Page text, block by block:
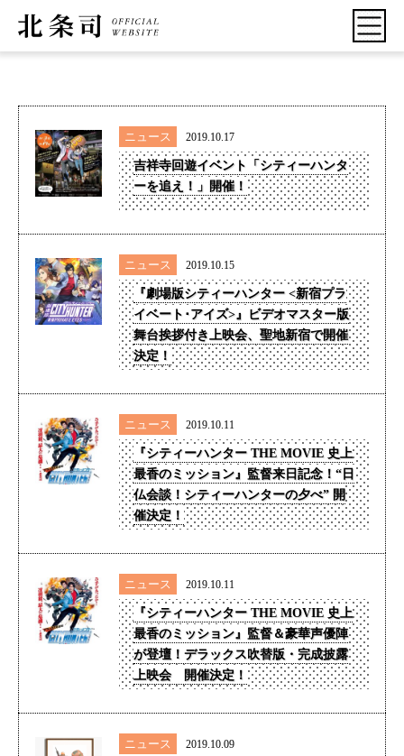
ニュース 2019.10.17
吉祥寺回遊イベント「シティーハンタ
ーを追え！」開催！
ニュース 2019.10.15
『劇場版シティーハンター <新宿プラ
イベート･アイズ>』ビデオマスター版
舞台挨拶付き上映会、聖地新宿で開催
決定！
ニュース 2019.10.11
『シティーハンター THE MOVIE 史上
最香のミッション』監督来日記念！“日
仏会談！シティーハンターの夕べ” 開
催決定！
ニュース 2019.10.11
『シティーハンター THE MOVIE 史上
最香のミッション』監督＆豪華声優陣
が登壇！デラックス吹替版・完成披露
上映会 開催決定！
ニュース 2019.10.09